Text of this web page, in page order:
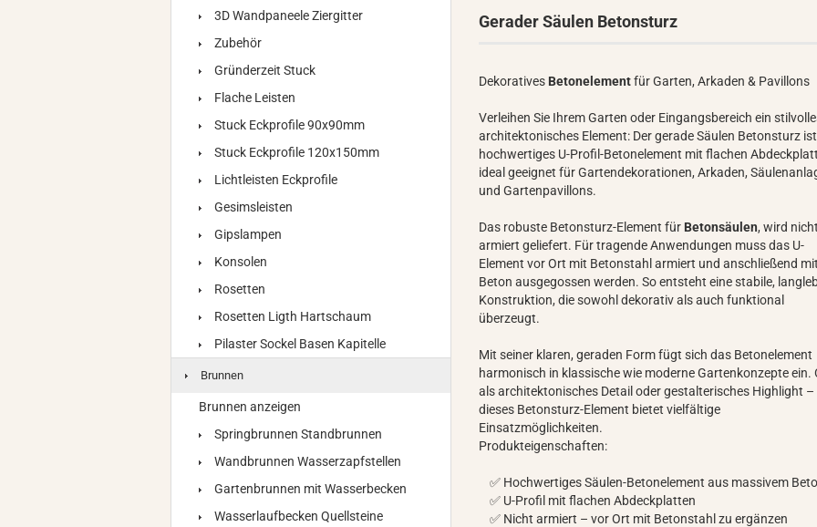
Gerader Säulen Betonsturz
Dekoratives Betonelementfür Garten, Arkaden & Pavillons
Verleihen Sie Ihrem Garten oder Eingangsbereich ein
architektonisches Element: Der gerade Säulen Betonsturz
hochwertiges U-Profil-Betonelement mit flachen
ideal geeignet für Gartendekorationen, Arkaden,
und Gartenpavillons.
Das robuste Betonsturz-Element für Betonsäulen, wird nicht
armiert geliefert. Für tragende Anwendungen muss das U-
Element vor Ort mit Betonstahl armiert und anschließend mit
Beton ausgegossen werden. So entsteht eine stabile,
Konstruktion, die sowohl dekorativ als auch funktional
überzeugt.
Mit seiner klaren, geraden Form fügt sich das Betonelement
harmonisch in klassische wie moderne Gartenkonzepte ein.
als architektonisches Detail oder gestalterisches Highlight –
dieses Betonsturz-Element bietet vielfältige
Einsatzmöglichkeiten.
Produkteigenschaften:
✅ Hochwertiges Säulen-Betonelement aus massivem
✅ U-Profil mit flachen Abdeckplatten
✅ Nicht armiert – vor Ort mit Betonstahl zu ergänzen
3D Wandpaneele Ziergitter
Zubehör
Gründerzeit Stuck
Flache Leisten
Stuck Eckprofile 90x90mm
Stuck Eckprofile 120x150mm
Lichtleisten Eckprofile
Gesimsleisten
Gipslampen
Konsolen
Rosetten
Rosetten Ligth Hartschaum
Pilaster Sockel Basen Kapitelle
Brunnen
Brunnen anzeigen
Springbrunnen Standbrunnen
Wandbrunnen Wasserzapfstellen
Gartenbrunnen mit Wasserbecken
Wasserlaufbecken Quellsteine